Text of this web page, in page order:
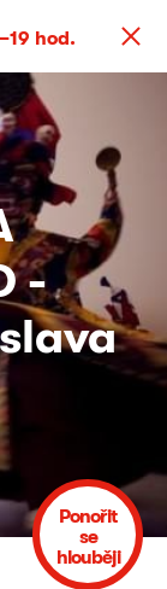
hod.
-
Ponořit
se
hlouběji